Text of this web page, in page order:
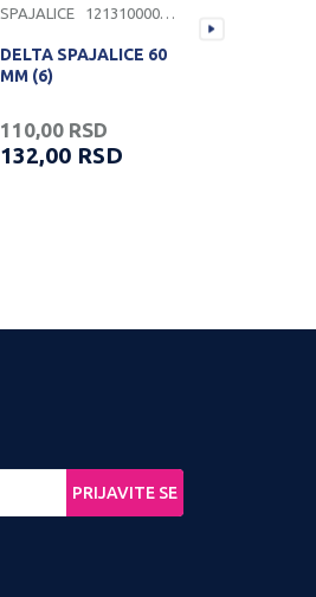
SPAJALICE 1213100000069
DELTA SPAJALICE 60
MM (6)
110,00 RSD
132,00 RSD
PRIJAVITE SE